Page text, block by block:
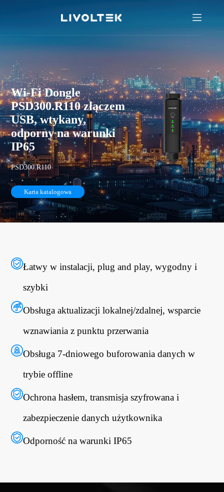
Wi-Fi Dongle
PSD300.R110 złączem
USB, wtykany,
odporny na warunki
IP65
PSD300.R110
Karta katalogowa
Łatwy w instalacji, plug and play, wygodny i
szybki
Obsługa aktualizacji lokalnej/zdalnej, wsparcie
wznawiania z punktu przerwania
Obsługa 7-dniowego buforowania danych w
trybie offline
Ochrona hasłem, transmisja szyfrowana i
zabezpieczenie danych użytkownika
Odporność na warunki IP65